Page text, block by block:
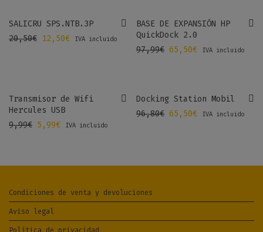
SALICRU SPS.NTB.3P
20,50€ El precio original era: 20,50€.
12,50€El precio actual es: 12,50€.
IVA incluido
BASE DE EXPANSIÓN HP
QuickDock 2.0
97,99€ El precio original
65,50€El precio
IVA incluido
Transmisor de Wifi
Hercules USB
9,99€ El precio original era: 9,99€.
5,99€El precio actual es: 5,99€.
IVA incluido
Docking Station Mobil
96,80€ El precio original
65,50€El precio
IVA incluido
Condiciones de venta y devoluciones
Aviso legal
Política de privacidad